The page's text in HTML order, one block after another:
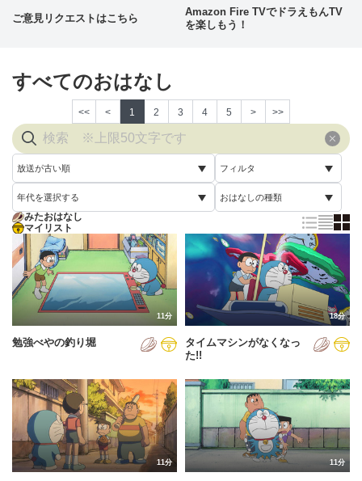
ご意見リクエストはこちら
Amazon Fire TVでドラえもんTV
を楽しもう！
すべてのおはなし
<< < 1 2 3 4 5 > >>
放送が古い順
放送が古い順
放送が新しい順
配信が古い順
配信が新しい順
あいうえお順(降順)
動画が長い順
動画が短い順
フィルタ
すべて
未視聴
年代を選択する
すべて
2005年
2006年
2007年
2008年
2011年
2012年
おはなしの種類
通常回
誕生日スペシャル
みたおはなし
マイリスト
11分
勉強べやの釣り堀
18分
タイムマシンがなくなっ
た!!
11分 11分